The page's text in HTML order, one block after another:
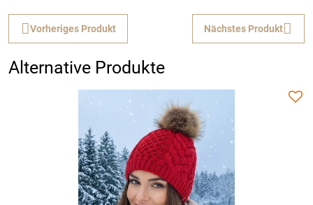
Vorheriges Produkt Nächstes Produkt
Alternative Produkte